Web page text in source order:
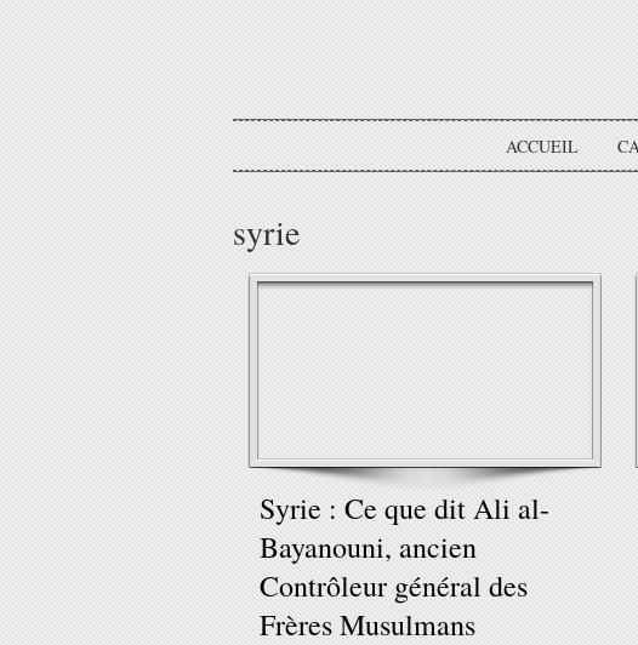
ACCUEIL
syrie
Syrie : Ce que dit Ali al-
Bayanouni, ancien
Contrôleur général des
Frères Musulmans